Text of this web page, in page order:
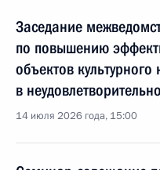
Заседание
по повышению
объектов
в
14 июля 2026 года, 15:00